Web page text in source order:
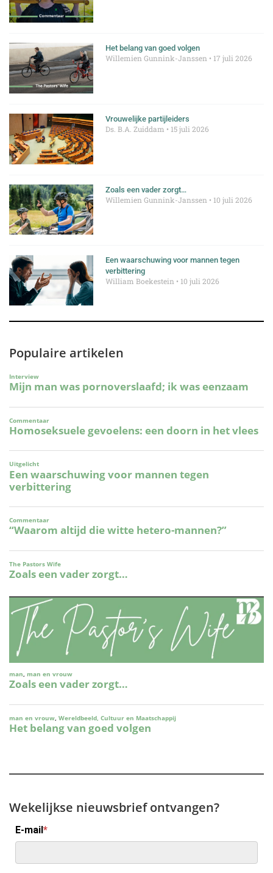
Het belang van goed volgen
Willemien Gunnink-Janssen 17 juli 2026
Vrouwelijke partijleiders
Ds. B.A. Zuiddam 15 juli 2026
Zoals een vader zorgt…
Willemien Gunnink-Janssen 10 juli 2026
Een waarschuwing voor mannen tegen
verbittering
William Boekestein 10 juli 2026
Populaire artikelen
Wekelijkse nieuwsbrief ontvangen?